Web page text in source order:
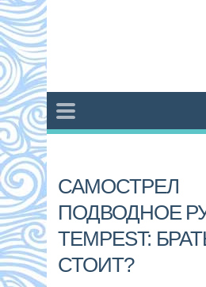
САМОСТРЕЛ
ПОДВОДНОЕ
TEMPEST:
СТОИТ?